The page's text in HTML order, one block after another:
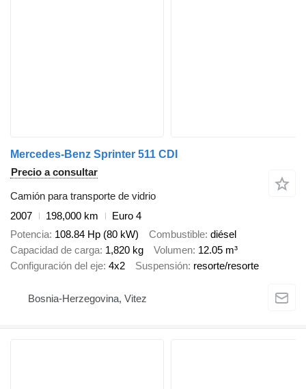
Mercedes-Benz Sprinter 511 CDI
Precio a consultar
Camión para transporte de vidrio
2007
198,000 km
Euro 4
Potencia 108.84 Hp (80 kW) Combustible diésel
Capacidad de carga 1,820 kg Volumen 12.05 m³
Configuración del eje 4x2 Suspensión resorte/resorte
Bosnia-Herzegovina, Vitez